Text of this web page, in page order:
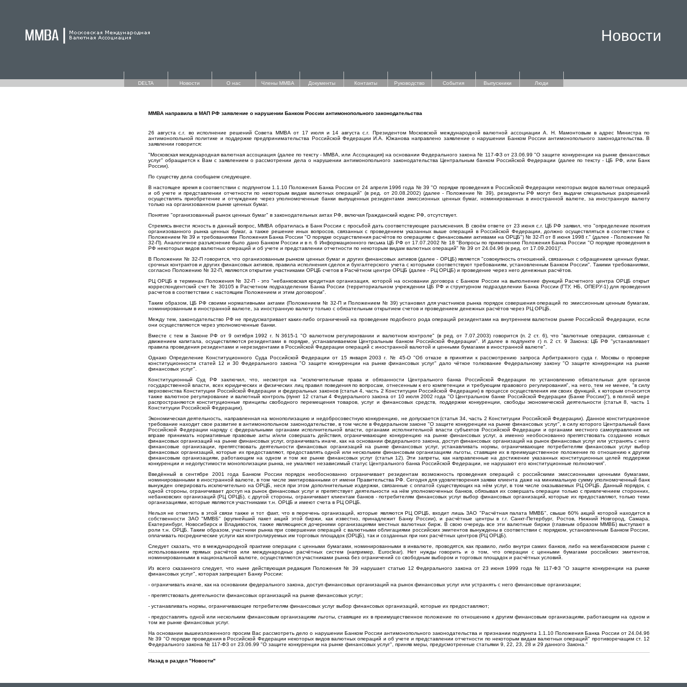
Новости
DELTA Новости О нас Члены ММВА Документы Контакты Руководство События Выпускники Люди
ММВА направила в МАП РФ заявление о нарушении Банком России антимонопольного законодательства
26 августа с.г. во исполнение решений Совета ММВА от 17 июля и 14 августа с.г. Президентом Московской международной валютной ассоциации А. Н. Мамонтовым в адрес Министра по
антимонопольной политике и поддержке предпринимательства Российской Федерации И.А. Южанова направлено заявление о нарушении Банком России антимонопольного законодательства. В
заявлении говорится:
"Московская международная валютная ассоциация (далее по тексту - ММВА, или Ассоциация) на основании Федерального закона № 117-ФЗ от 23.06.99 "О защите конкуренции на рынке финансовых
услуг" обращается к Вам с заявлением о рассмотрении дела о нарушении антимонопольного законодательства Центральным банком Российской Федерации (далее по тексту - ЦБ РФ, или Банк
России).
По существу дела сообщаем следующее.
В настоящее время в соответствии с подпунктом 1.1.10 Положения Банка России от 24 апреля 1996 года № 39 "О порядке проведения в Российской Федерации некоторых видов валютных операций
и об учете и представлении отчетности по некоторым видам валютных операций" (в ред. от 20.08.2002) (далее - Положение № 39), резиденты РФ могут без выдачи специальных разрешений
осуществлять приобретение и отчуждение через уполномоченные банки выпущенных резидентами эмиссионных ценных бумаг, номинированных в иностранной валюте, за иностранную валюту
только на организованном рынке ценных бумаг.
Понятие "организованный рынок ценных бумаг" в законодательных актах РФ, включая Гражданский кодекс РФ, отсутствует.
Стремясь внести ясность в данный вопрос, ММВА обратилась в Банк России с просьбой дать соответствующие разъяснения. В своём ответе от 23 июня с.г. ЦБ РФ заявил, что "определение понятия
организованного рынка ценных бумаг, а также решение иных вопросов, связанных с проведением указанных выше операций в Российской Федерации, должно осуществляться в соответствии с
Положением № 39 и требованиями Положения Банка России "О порядке осуществления расчётов по операциям с финансовыми активами на ОРЦБ") № 32-П от 8 июня 1998 г." (далее - Положение №
32-П). Аналогичное разъяснение было дано Банком России и в п. 6 Информационного письма ЦБ РФ от 17.07.2002 № 18 "Вопросы по применению Положения Банка России "О порядке проведения в
РФ некоторых видов валютных операций и об учете и представлении отчетности по некоторым видам валютных операций" № 39 от 24.04.96 (в ред. от 17.09.2001)".
В Положении № 32-П говорится, что организованным рынком ценных бумаг и других финансовых активов (далее - ОРЦБ) является "совокупность отношений, связанных с обращением ценных бумаг,
срочных контрактов и других финансовых активов, правила исполнения сделок и бухгалтерского учета с которыми соответствуют требованиям, установленным Банком России". Такими требованиями,
согласно Положению № 32-П, являются открытие участниками ОРЦБ счетов в Расчётном центре ОРЦБ (далее - РЦ ОРЦБ) и проведение через него денежных расчётов.
РЦ ОРЦБ в терминах Положения № 32-П - это "небанковская кредитная организация, которой на основании договора с Банком России на выполнение функций Расчетного центра ОРЦБ открыт
корреспондентский счет № 30105 в Расчетном подразделении Банка России (территориальном учреждении ЦБ РФ и структурном подразделении Банка России (ГТУ, НБ, ОПЕРУ-1) для проведения
расчетов в соответствии с настоящим Положением и этим договором".
Таким образом, ЦБ РФ своими нормативными актами (Положением № 32-П и Положением № 39) установил для участников рынка порядок совершения операций по эмиссионным ценным бумагам,
номинированным в иностранной валюте, за иностранную валюту только с обязательным открытием счетов и проведением денежных расчётов через РЦ ОРЦБ.
Между тем, законодательство РФ не предусматривает каких-либо ограничений на проведение подобного рода операций резидентами на внутреннем валютном рынке Российской Федерации, если
они осуществляются через уполномоченные банки.
Вместе с тем в Законе РФ от 9 октября 1992 г. N 3615-1 "О валютном регулировании и валютном контроле" (в ред. от 7.07.2003) говорится (п. 2 ст. 6), что "валютные операции, связанные с
движением капитала, осуществляются резидентами в порядке, устанавливаемом Центральным банком Российской Федерации". И далее в подпункте г) п. 2 ст. 9 Закона: ЦБ РФ "устанавливает
правила проведения резидентами и нерезидентами в Российской Федерации операций с иностранной валютой и ценными бумагами в иностранной валюте".
Однако Определение Конституционного Суда Российской Федерации от 15 января 2003 г. № 45-О "Об отказе в принятии к рассмотрению запроса Арбитражного суда г. Москвы о проверке
конституционности статей 12 и 30 Федерального закона "О защите конкуренции на рынке финансовых услуг" дало чёткое толкование Федеральному закону "О защите конкуренции на рынке
финансовых услуг".
Конституционный Суд РФ заключил, что, несмотря на "исключительные права и обязанности Центрального банка Российской Федерации по установлению обязательных для органов
государственной власти, всех юридических и физических лиц правил поведения по вопросам, отнесенным к его компетенции и требующим правового регулирования", на него, тем не менее, "в силу
верховенства Конституции Российской Федерации и федеральных законов (статья 4, часть 2 Конституции Российской Федерации) в процессе осуществления им своих функций, к которым относится
также валютное регулирование и валютный контроль (пункт 12 статьи 4 Федерального закона от 10 июля 2002 года "О Центральном банке Российской Федерации (Банке России)"), в полной мере
распространяются конституционные принципы свободного перемещения товаров, услуг и финансовых средств, поддержки конкуренции, свободы экономической деятельности (статья 8, часть 1
Конституции Российской Федерации).
Экономическая деятельность, направленная на монополизацию и недобросовестную конкуренцию, не допускается (статья 34, часть 2 Конституции Российской Федерации). Данное конституционное
требование находит свое развитие в антимонопольном законодательстве, в том числе в Федеральном законе "О защите конкуренции на рынке финансовых услуг", в силу которого Центральный банк
Российской Федерации наряду с федеральными органами исполнительной власти, органами исполнительной власти субъектов Российской Федерации и органами местного самоуправления не
вправе принимать нормативные правовые акты и/или совершать действия, ограничивающие конкуренцию на рынке финансовых услуг, а именно необоснованно препятствовать созданию новых
финансовых организаций на рынке финансовых услуг, ограничивать иначе, как на основании федерального закона, доступ финансовых организаций на рынок финансовых услуг или устранять с него
финансовые организации, препятствовать деятельности финансовых организаций на рынке финансовых услуг, устанавливать нормы, ограничивающие потребителям финансовых услуг выбор
финансовых организаций, которые их предоставляют, предоставлять одной или нескольким финансовым организациям льготы, ставящие их в преимущественное положение по отношению к другим
финансовым организациям, работающим на одном и том же рынке финансовых услуг (статья 12). Эти запреты, как направленные на достижение указанных конституционных целей поддержки
конкуренции и недопустимости монополизации рынка, не умаляют независимый статус Центрального банка Российской Федерации, не нарушают его конституционные полномочия".
Введённый в сентябре 2001 года Банком России порядок необоснованно ограничивает резидентам возможность проведения операций с российскими эмиссионными ценными бумагами,
номинированными в иностранной валюте, в том числе эмитированными от имени Правительства РФ. Сегодня для удовлетворения заявки клиента даже на минимальную сумму уполномоченный банк
вынужден оперировать исключительно на ОРЦБ, неся при этом дополнительные издержки, связанные с оплатой существующих на нём услуг, в том числе оказываемых РЦ ОРЦБ. Данный порядок, с
одной стороны, ограничивает доступ на рынок финансовых услуг и препятствует деятельности на нём уполномоченных банков, обязывая их совершать операции только с привлечением сторонних,
небанковских организаций (РЦ ОРЦБ), с другой стороны, ограничивает клиентам банков - потребителям финансовых услуг выбор финансовых организаций, которые их предоставляют, только теми
организациями, которые являются участниками т.н. ОРЦБ и имеют счета в РЦ ОРЦБ.
Нельзя не отметить в этой связи также и тот факт, что в перечень организаций, которые являются РЦ ОРЦБ, входит лишь ЗАО "Расчётная палата ММВБ", свыше 60% акций которой находится в
собственности ЗАО "ММВБ" (крупнейший пакет акций этой биржи, как известно, принадлежит Банку России), и расчётные центры в г.г. Санкт-Петербург, Ростов, Нижний Новгород, Самара,
Екатеринбург, Новосибирск и Владивосток, также являющиеся дочерними организациями местных валютных бирж. В свою очередь все эти валютные биржи (главным образом ММВБ) выступают в
роли т.н. ОРЦБ. Таким образом, участники рынка при совершении операций с валютными облигациями российских эмитентов вынуждены в соответствии с порядком, установленным Банком России,
оплачивать посреднические услуги как контролируемых им торговых площадок (ОРЦБ), так и созданных при них расчётных центров (РЦ ОРЦБ).
Следует сказать, что в международной практике операции с ценными бумагами, номинированными в инвалюте, проводятся, как правило, либо внутри самих банков, либо на межбанковском рынке с
использованием прямых расчётов или международных расчётных систем (например, Euroclear). Нет нужды говорить и о том, что операции с ценными бумагами российских эмитентов,
номинированными в национальной валюте, осуществляются участниками рынка без ограничений со свободным выбором и торговых площадок и расчётных условий.
Из всего сказанного следует, что ныне действующая редакция Положения № 39 нарушает статью 12 Федерального закона от 23 июня 1999 года № 117-ФЗ "О защите конкуренции на рынке
финансовых услуг", которая запрещает Банку России:
- ограничивать иначе, как на основании федерального закона, доступ финансовых организаций на рынок финансовых услуг или устранять с него финансовые организации;
- препятствовать деятельности финансовых организаций на рынке финансовых услуг;
- устанавливать нормы, ограничивающие потребителям финансовых услуг выбор финансовых организаций, которые их предоставляют;
- предоставлять одной или нескольким финансовым организациям льготы, ставящие их в преимущественное положение по отношению к другим финансовым организациям, работающим на одном и
том же рынке финансовых услуг.
На основании вышеизложенного просим Вас рассмотреть дело о нарушении Банком России антимонопольного законодательства и признании подпункта 1.1.10 Положения Банка России от 24.04.96
№ 39 "О порядке проведения в Российской Федерации некоторых видов валютных операций и об учете и представлении отчетности по некоторым видам валютных операций" противоречащим ст. 12
Федерального закона № 117-ФЗ от 23.06.99 "О защите конкуренции на рынке финансовых услуг", приняв меры, предусмотренные статьями 9, 22, 23, 28 и 29 данного Закона."
Назад в раздел "Новости"